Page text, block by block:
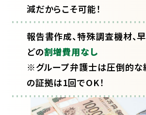
減だからこそ可能！
報告書作成、特殊調査機材、
どの割増費用なし
※グループ弁護士は圧倒的な
の証拠は1回でOK！